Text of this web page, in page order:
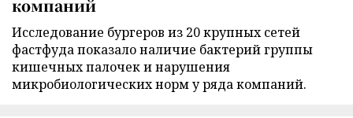
компаний
Исследование бургеров из 20 крупных сетей
фастфуда показало наличие бактерий группы
кишечных палочек и нарушения
микробиологических норм у ряда компаний.